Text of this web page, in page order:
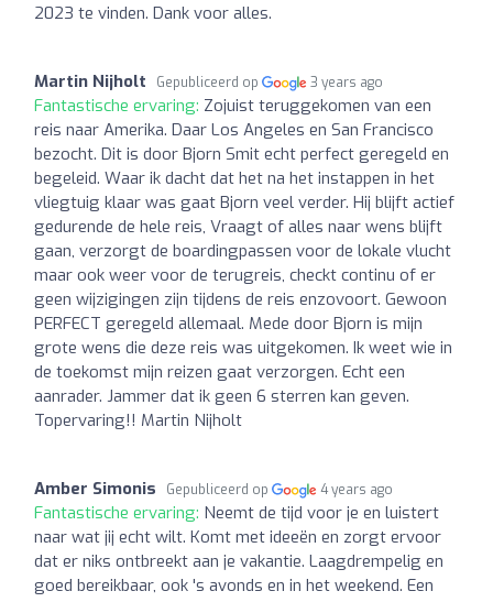
2023 te vinden. Dank voor alles.
Martin Nijholt Gepubliceerd op 3 years ago
Fantastische ervaring: Zojuist teruggekomen van een
reis naar Amerika. Daar Los Angeles en San Francisco
bezocht. Dit is door Bjorn Smit echt perfect geregeld en
begeleid. Waar ik dacht dat het na het instappen in het
vliegtuig klaar was gaat Bjorn veel verder. Hij blijft actief
gedurende de hele reis, Vraagt of alles naar wens blijft
gaan, verzorgt de boardingpassen voor de lokale vlucht
maar ook weer voor de terugreis, checkt continu of er
geen wijzigingen zijn tijdens de reis enzovoort. Gewoon
PERFECT geregeld allemaal. Mede door Bjorn is mijn
grote wens die deze reis was uitgekomen. Ik weet wie in
de toekomst mijn reizen gaat verzorgen. Echt een
aanrader. Jammer dat ik geen 6 sterren kan geven.
Topervaring!! Martin Nijholt
Amber Simonis Gepubliceerd op 4 years ago
Fantastische ervaring: Neemt de tijd voor je en luistert
naar wat jij echt wilt. Komt met ideeën en zorgt ervoor
dat er niks ontbreekt aan je vakantie. Laagdrempelig en
goed bereikbaar, ook 's avonds en in het weekend. Een